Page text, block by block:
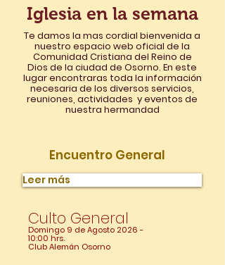
Iglesia en la semana
Te damos la mas cordial bienvenida a
nuestro espacio web oficial de la
Comunidad Cristiana del Reino de
Dios de la ciudad de Osorno. En este
lugar encontraras toda la información
necesaria de los diversos servicios,
reuniones, actividades y eventos de
nuestra hermandad
Encuentro General
Leer más
Culto General
Domingo 9 de Agosto 2026 -
10:00 hrs.
Club Alemán Osorno